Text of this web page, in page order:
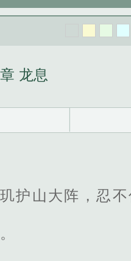
龙息
护山大阵，忍不